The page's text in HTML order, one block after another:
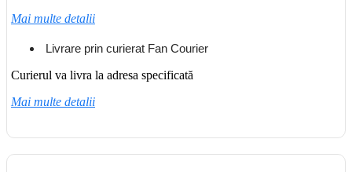
Mai multe detalii
Livrare prin curierat Fan Courier
Curierul va livra la adresa specificată
Mai multe detalii